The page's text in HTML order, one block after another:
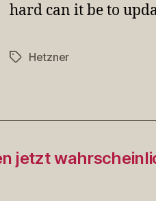
hard can it be to
Schlagwörter
Hetzner
jetzt